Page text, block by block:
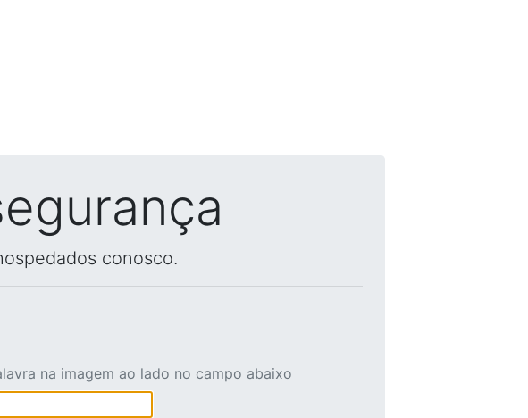
conosco.
na imagem ao lado no campo abaixo